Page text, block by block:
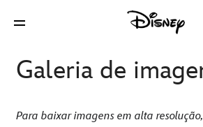
Galeria de
Para baixar imagens em alta